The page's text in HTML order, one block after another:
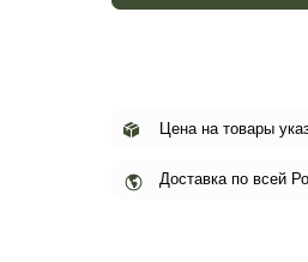
Цена на товары
Доставка по всей